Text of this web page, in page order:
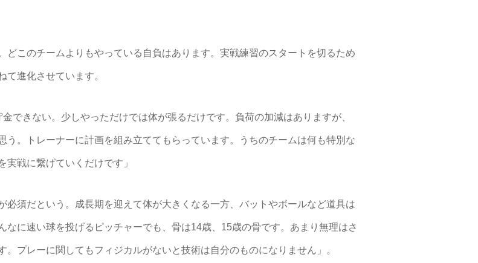
どこのチームよりもやっている自負はあります。実戦練習のスタートを切るため
進化させています。
できない。少しやっただけでは体が張るだけです。負荷の加減はありますが、
う。トレーナーに計画を組み立ててもらっています。うちのチームは何も特別な
戦に繋げていくだけです」
須だという。成長期を迎えて体が大きくなる一方、バットやボールなど道具は
に速い球を投げるピッチャーでも、骨は14歳、15歳の骨です。あまり無理はさ
プレーに関してもフィジカルがないと技術は自分のものになりません」。